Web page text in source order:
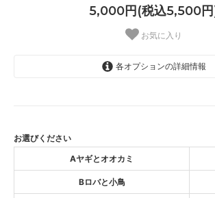
5,000円(税込5,500
お気に入り
各オプションの詳細情報
SOLD OUT
Dネコ・グレー
お選びください
Aヤギとオオカミ
Bロバと小鳥